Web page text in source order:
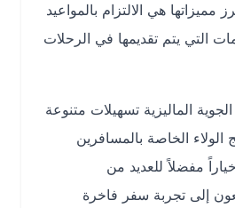
هي الالتزام بالمواعيد
يتم تقديمها في الرحلات
تسهيلات متنوعة
الخاصة بالمسافرين
مفضلاً للعديد من
تجربة سفر فاخرة